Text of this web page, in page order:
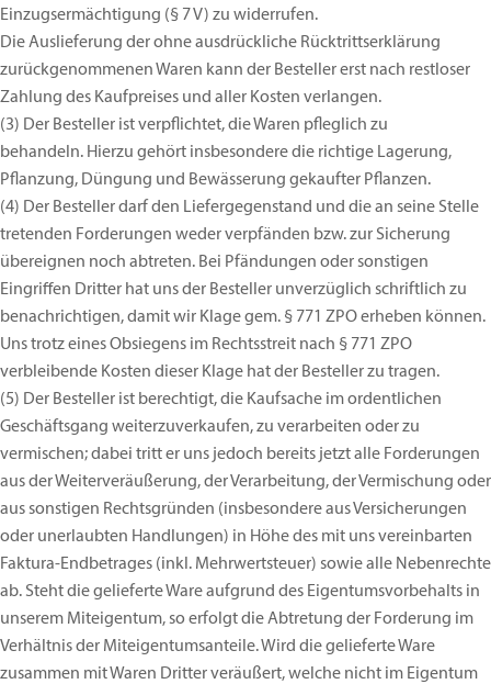
Einzugsermächtigung (§ 7 V) zu widerrufen.
Die Auslieferung der ohne ausdrückliche Rücktrittserklärung
zurückgenommenen Waren kann der Besteller erst nach restloser
Zahlung des Kaufpreises und aller Kosten verlangen.
(3) Der Besteller ist verpflichtet, die Waren pfleglich zu
behandeln. Hierzu gehört insbesondere die richtige Lagerung,
Pflanzung, Düngung und Bewässerung gekaufter Pflanzen.
(4) Der Besteller darf den Liefergegenstand und die an seine Stelle
tretenden Forderungen weder verpfänden bzw. zur Sicherung
übereignen noch abtreten. Bei Pfändungen oder sonstigen
Eingriffen Dritter hat uns der Besteller unverzüglich schriftlich zu
benachrichtigen, damit wir Klage gem. § 771 ZPO erheben können.
Uns trotz eines Obsiegens im Rechtsstreit nach § 771 ZPO
verbleibende Kosten dieser Klage hat der Besteller zu tragen.
(5) Der Besteller ist berechtigt, die Kaufsache im ordentlichen
Geschäftsgang weiterzuverkaufen, zu verarbeiten oder zu
vermischen; dabei tritt er uns jedoch bereits jetzt alle Forderungen
aus der Weiterveräußerung, der Verarbeitung, der Vermischung oder
aus sonstigen Rechtsgründen (insbesondere aus Versicherungen
oder unerlaubten Handlungen) in Höhe des mit uns vereinbarten
Faktura-Endbetrages (inkl. Mehrwertsteuer) sowie alle Nebenrechte
ab. Steht die gelieferte Ware aufgrund des Eigentumsvorbehalts in
unserem Miteigentum, so erfolgt die Abtretung der Forderung im
Verhältnis der Miteigentumsanteile. Wird die gelieferte Ware
zusammen mit Waren Dritter veräußert, welche nicht im Eigentum